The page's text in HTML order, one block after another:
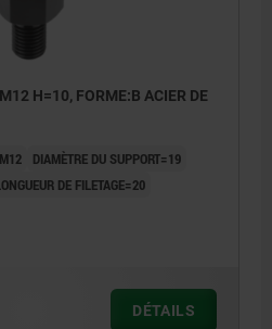
H=10, FORME:B ACIER DE
DIAMÈTRE DU SUPPORT=19
DE FILETAGE=20
DÉTAILS